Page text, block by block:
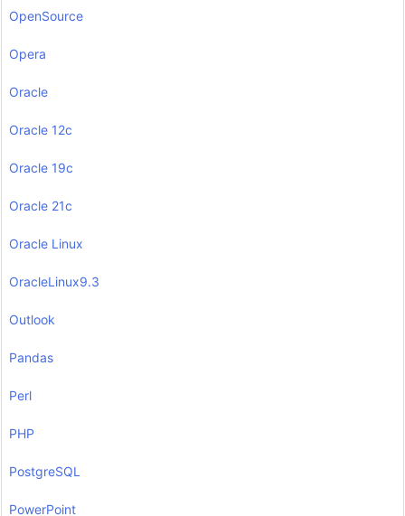
OpenSource
Opera
Oracle
Oracle 12c
Oracle 19c
Oracle 21c
Oracle Linux
OracleLinux9.3
Outlook
Pandas
Perl
PHP
PostgreSQL
PowerPoint